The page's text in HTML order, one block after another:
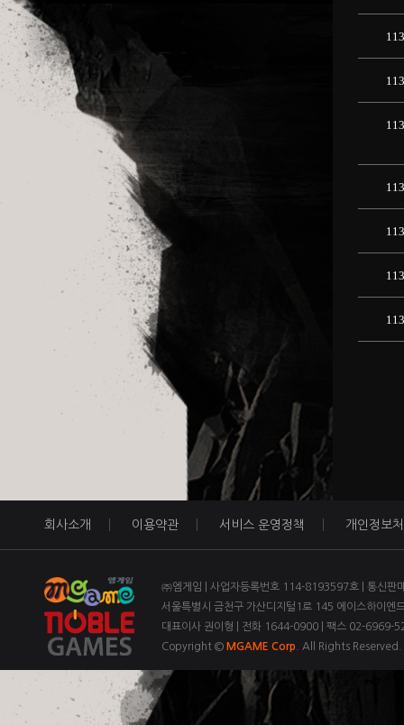
회사소개 이용약관 서비스 운영정책 개인정보
㈜엠게임 | 사업자등록번호 114-8193597호 | 통신판
서울특별시 금천구 가산디지털1로 145 에이스하이엔
대표이사 권이형 | 전화 1644-0900 | 팩스 02-6969-
Copyright © MGAME Corp . All Rights Reserved.